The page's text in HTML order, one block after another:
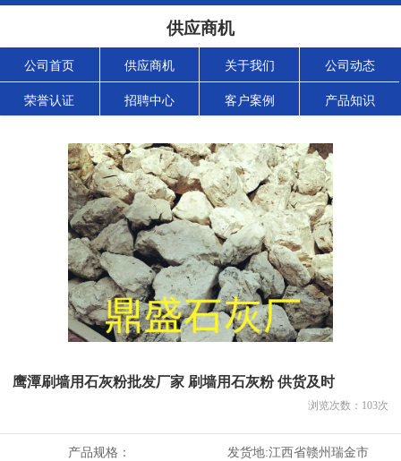
供应商机
公司首页 供应商机 关于我们 公司动态
荣誉认证 招聘中心 客户案例 产品知识
鹰潭刷墙用石灰粉批发厂家 刷墙用石灰粉 供货及时
浏览次数： 103次
产品规格： 发货地:江西省赣州瑞金市